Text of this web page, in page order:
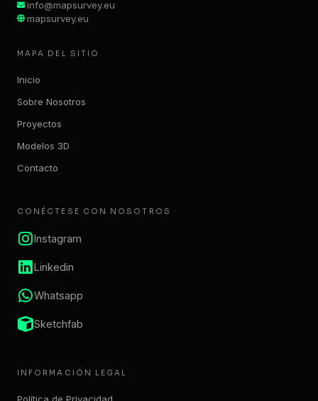
info@mapsurvey.eu
mapsurvey.eu
MAPA DEL SITIO
Inicio
Sobre Nosotros
Proyectos
Modelos 3D
Contacto
CONÉCTESE CON NOSOTROS
Instagram
Linkedin
Whatsapp
Sketchfab
INFORMACIÓN LEGAL
Política de Privacidad